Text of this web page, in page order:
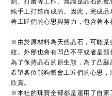
純手工打造而成的。因此，完成
著工匠們的心思與努力，包含著本
※由於原材料為天然晶石，可能
紋。外部也會有凹凸不平或者是
為了保持晶石的原生態，為了凸顯
希望各位能夠體會工匠們的心思
欣賞。
※本社的珠寶全部都是運用了自